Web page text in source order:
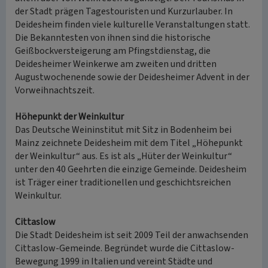
der Stadt prägen Tagestouristen und Kurzurlauber. In
Deidesheim finden viele kulturelle Veranstaltungen statt.
Die Bekanntesten von ihnen sind die historische
Geißbockversteigerung am Pfingstdienstag, die
Deidesheimer Weinkerwe am zweiten und dritten
Augustwochenende sowie der Deidesheimer Advent in der
Vorweihnachtszeit.
Höhepunkt der Weinkultur
Das Deutsche Weininstitut mit Sitz in Bodenheim bei
Mainz zeichnete Deidesheim mit dem Titel „Höhepunkt
der Weinkultur“ aus. Es ist als „Hüter der Weinkultur“
unter den 40 Geehrten die einzige Gemeinde. Deidesheim
ist Träger einer traditionellen und geschichtsreichen
Weinkultur.
Cittaslow
Die Stadt Deidesheim ist seit 2009 Teil der anwachsenden
Cittaslow-Gemeinde. Begründet wurde die Cittaslow-
Bewegung 1999 in Italien und vereint Städte und